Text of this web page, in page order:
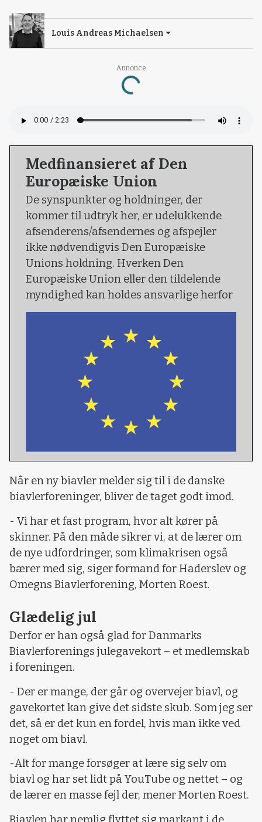
Annonce
Loading...
Louis Andreas Michaelsen
Medfinansieret af Den
Europæiske Union
De synspunkter og holdninger, der
kommer til udtryk her, er udelukkende
afsenderens/afsendernes og afspejler
ikke nødvendigvis Den Europæiske
Unions holdning. Hverken Den
Europæiske Union eller den tildelende
myndighed kan holdes ansvarlige herfor
Når en ny biavler melder sig til i de danske
biavlerforeninger, bliver de taget godt imod.
- Vi har et fast program, hvor alt kører på
skinner. På den måde sikrer vi, at de lærer om
de nye udfordringer, som klimakrisen også
bærer med sig, siger formand for Haderslev og
Omegns Biavlerforening, Morten Roest.
Glædelig jul
Derfor er han også glad for Danmarks
Biavlerforenings julegavekort – et medlemskab
i foreningen.
- Der er mange, der går og overvejer biavl, og
gavekortet kan give det sidste skub. Som jeg ser
det, så er det kun en fordel, hvis man ikke ved
noget om biavl.
-Alt for mange forsøger at lære sig selv om
biavl og har set lidt på YouTube og nettet – og
de lærer en masse fejl der, mener Morten Roest.
Biavlen har nemlig flyttet sig markant i de